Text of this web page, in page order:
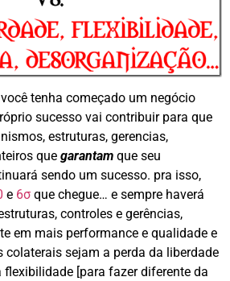
tenha começado um negócio
sucesso vai contribuir para que
estruturas, gerencias,
que garantam que seu
sendo um sucesso. pra isso,
e 6σ que chegue… e sempre haverá
controles e gerências,
em mais performance e qualidade e
colaterais sejam a perda da liberdade
flexibilidade [para fazer diferente da